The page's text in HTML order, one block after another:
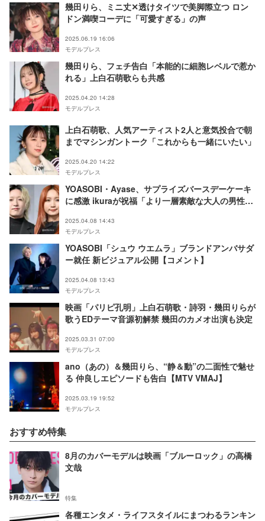
幾田りら、ミニ丈✕透けタイツで美脚際立つ ロン
ドン満喫コーデに「可愛すぎる」の声
2025.06.19 16:06
モデルプレス
幾田りら、フェチ告白「本能的に細胞レベルで惹か
れる」上白石萌歌らも共感
2025.04.20 14:28
モデルプレス
上白石萌歌、人気アーティスト2人と意気投合で朝
までマシンガントーク「これからも一緒にいたい」
2025.04.20 14:22
モデルプレス
YOASOBI・Ayase、サプライズバースデーケーキ
に感激 ikuraが祝福「より一層素敵な大人の男性に
2025.04.08 14:43
モデルプレス
YOASOBI「シュウ ウエムラ」ブランドアンバサダ
ー就任 新ビジュアル公開【コメント】
2025.04.08 13:43
モデルプレス
映画「パリピ孔明」上白石萌歌・詩羽・幾田りらが
歌うEDテーマ音源初解禁 幾田のカメオ出演も決定
2025.03.31 07:00
モデルプレス
ano（あの）＆幾田りら、“静＆動”の二面性で魅せ
る 仲良しエピソードも告白【MTV VMAJ】
2025.03.19 19:52
モデルプレス
おすすめ特集
8月のカバーモデルは映画「ブルーロック」の高橋
文哉
特集
各種エンタメ・ライフスタイルにまつわるランキン